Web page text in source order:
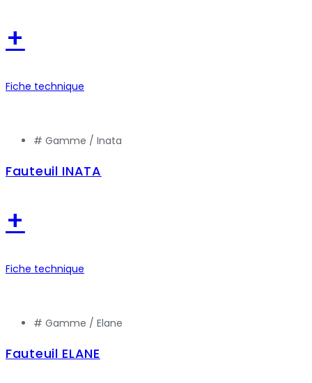
+
Fiche technique
# Gamme / Inata
Fauteuil INATA
+
Fiche technique
# Gamme / Elane
Fauteuil ELANE